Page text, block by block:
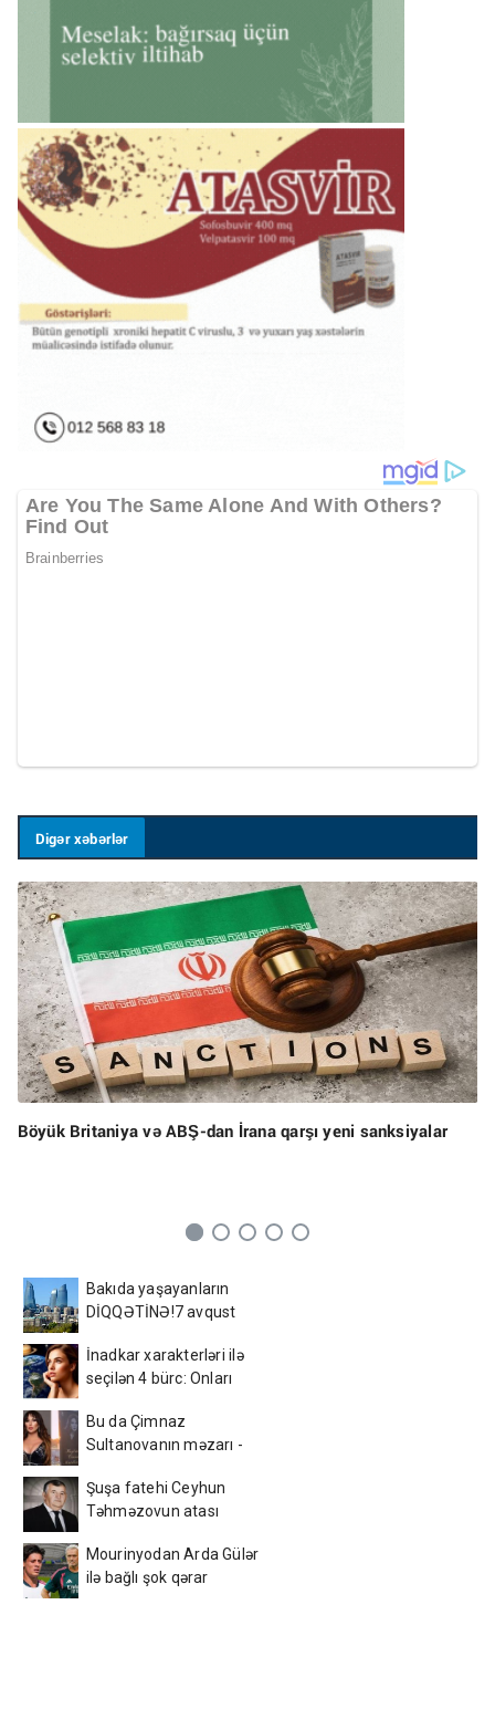
Digər xəbərlər
Böyük Britaniya və ABŞ-dan İrana qarşı yeni sanksiyalar
Bakıda yaşayanların
DİQQƏTİNƏ!7 avqust
etibarən...
İnadkar xarakterləri ilə
seçilən 4 bürc: Onları
çətindir
Bu da Çimnaz
Sultanovanın məzarı -
Şuşa fatehi Ceyhun
Təhməzovun atası
Mourinyodan Arda Gülər
ilə bağlı şok qərar